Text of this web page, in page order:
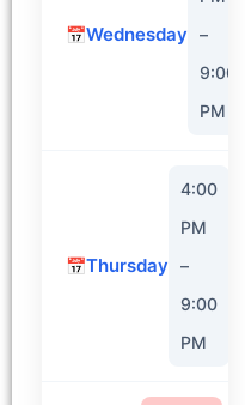
Wednesday
–
9:00
PM
Thursday
4:00
PM
–
9:00
PM